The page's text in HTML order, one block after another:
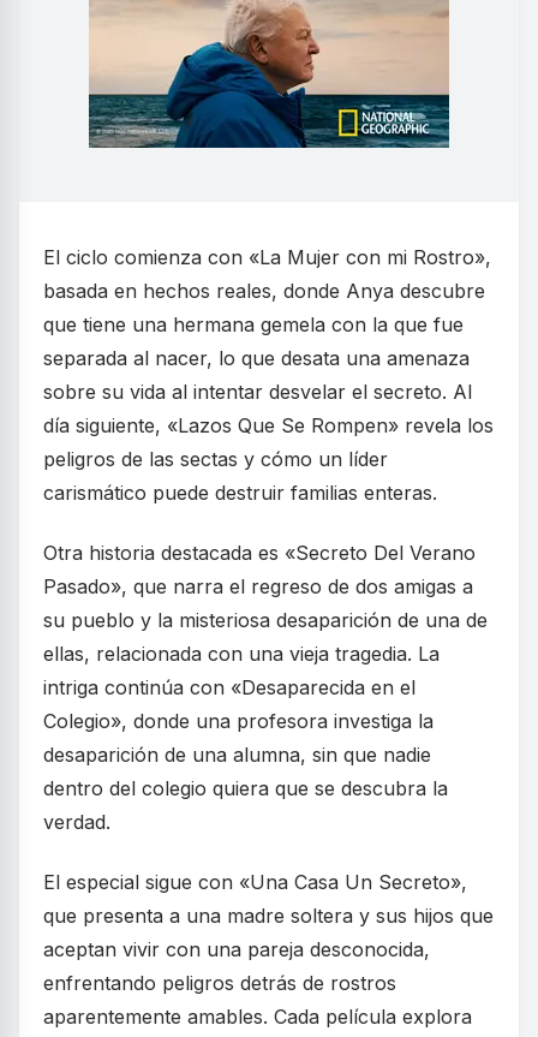
El ciclo comienza con «La Mujer con mi Rostro»,
basada en hechos reales, donde Anya descubre
que tiene una hermana gemela con la que fue
separada al nacer, lo que desata una amenaza
sobre su vida al intentar desvelar el secreto. Al
día siguiente, «Lazos Que Se Rompen» revela los
peligros de las sectas y cómo un líder
carismático puede destruir familias enteras.
Otra historia destacada es «Secreto Del Verano
Pasado», que narra el regreso de dos amigas a
su pueblo y la misteriosa desaparición de una de
ellas, relacionada con una vieja tragedia. La
intriga continúa con «Desaparecida en el
Colegio», donde una profesora investiga la
desaparición de una alumna, sin que nadie
dentro del colegio quiera que se descubra la
verdad.
El especial sigue con «Una Casa Un Secreto»,
que presenta a una madre soltera y sus hijos que
aceptan vivir con una pareja desconocida,
enfrentando peligros detrás de rostros
aparentemente amables. Cada película explora